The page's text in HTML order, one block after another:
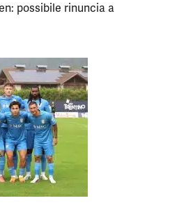
possibile rinuncia a